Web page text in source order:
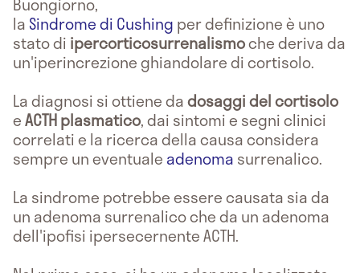
la Sindrome di Cushing per definizione è uno
stato di ipercorticosurrenalismoche deriva da
un'iperincrezione ghiandolare di cortisolo.
La diagnosi si ottiene dadosaggi del cortisolo
eACTH plasmatico, dai sintomi e segni clinici
correlati e la ricerca della causa considera
sempre un eventuale adenoma surrenalico.
La sindrome potrebbe essere causata sia da
un adenoma surrenalico che da un adenoma
dell'ipofisi ipersecernente ACTH.